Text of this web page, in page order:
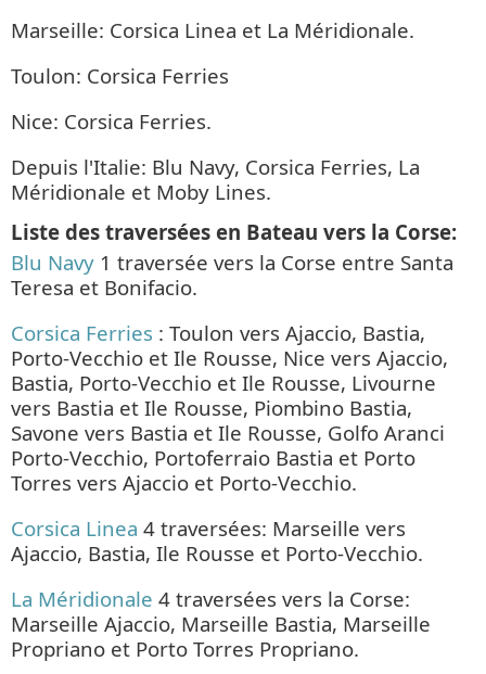
Marseille: Corsica Linea et La Méridionale.
Toulon: Corsica Ferries
Nice: Corsica Ferries.
Depuis l'Italie: Blu Navy, Corsica Ferries, La
Méridionale et Moby Lines.
Liste des traversées en Bateau vers la Corse:
Blu Navy 1 traversée vers la Corse entre Santa
Teresa et Bonifacio.
Corsica Ferries : Toulon vers Ajaccio, Bastia,
Porto-Vecchio et Ile Rousse, Nice vers Ajaccio,
Bastia, Porto-Vecchio et Ile Rousse, Livourne
vers Bastia et Ile Rousse, Piombino Bastia,
Savone vers Bastia et Ile Rousse, Golfo Aranci
Porto-Vecchio, Portoferraio Bastia et Porto
Torres vers Ajaccio et Porto-Vecchio.
Corsica Linea 4 traversées: Marseille vers
Ajaccio, Bastia, Ile Rousse et Porto-Vecchio.
La Méridionale 4 traversées vers la Corse:
Marseille Ajaccio, Marseille Bastia, Marseille
Propriano et Porto Torres Propriano.